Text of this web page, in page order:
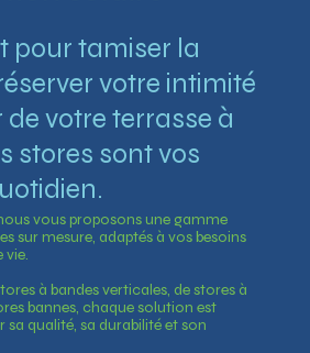
pour tamiser la
votre intimité
votre terrasse à
stores sont vos
vous proposons une gamme
sur mesure, adaptés à vos besoins
vie.
à bandes verticales, de stores à
bannes, chaque solution est
sa qualité, sa durabilité et son